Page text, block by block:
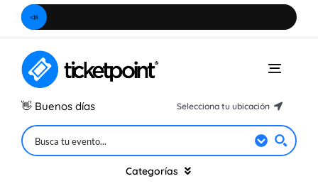
Saltar
contenido
📣
Toggle
👋 Buenos días
Categorías
Selecciona tu ubicación